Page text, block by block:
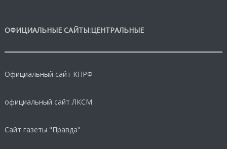
ОФИЦИАЛЬНЫЕ САЙТЫ:ЦЕНТРАЛЬНЫЕ
Официальный сайт КПРФ
официальный сайт ЛКСМ
Сайт газеты "Правда"